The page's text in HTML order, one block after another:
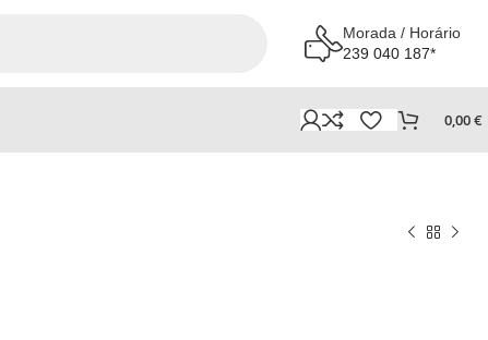
Morada / Horário
239 040 187*
0,00€